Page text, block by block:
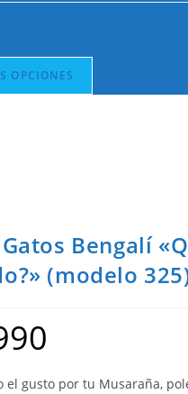
OPCIONES
Bengalí
(modelo
el gusto por tu Musaraña,